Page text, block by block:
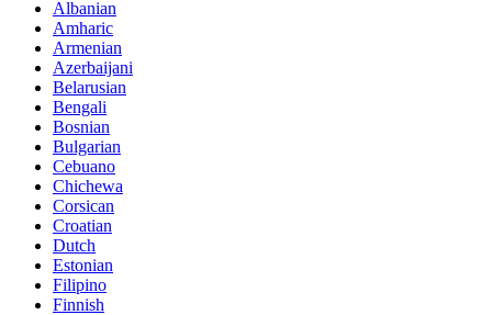
Albanian
Amharic
Armenian
Azerbaijani
Belarusian
Bengali
Bosnian
Bulgarian
Cebuano
Chichewa
Corsican
Croatian
Dutch
Estonian
Filipino
Finnish